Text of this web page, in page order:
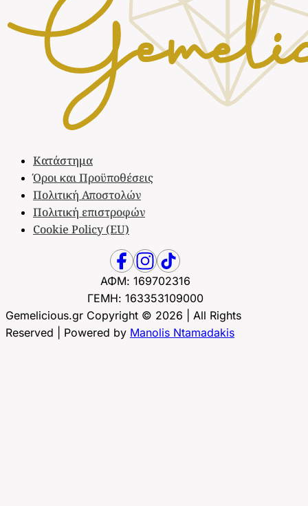
Κατάστημα
Όροι και Προϋποθέσεις
Πολιτική Αποστολών
Πολιτική επιστροφών
Cookie Policy (EU)
ΑΦΜ: 169702316
ΓΕΜΗ: 163353109000
Gemelicious.gr Copyright © 2026 | All Rights
Reserved | Powered by Manolis Ntamadakis